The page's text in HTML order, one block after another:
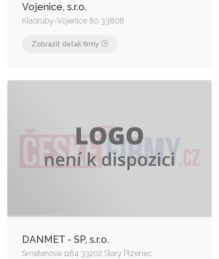
Vojenice, s.r.o.
Kladruby-Vojenice 80 33808
Zobrazit detail firmy
DANMET - SP, s.r.o.
Smetanova 1164 33202 Starý Plzenec